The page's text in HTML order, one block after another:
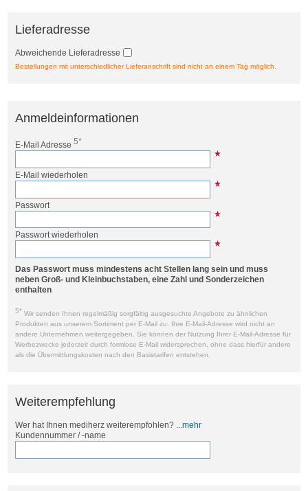
Lieferadresse
Abweichende Lieferadresse
Bestellungen mit unterschiedlicher Lieferanschrift sind nicht an einem Tag möglich.
Anmeldeinformationen
E-Mail Adresse 5*
E-Mail wiederholen
Passwort
Passwort wiederholen
Das Passwort muss mindestens acht Stellen lang sein und muss
neben Groß- und Kleinbuchstaben, eine Zahl und Sonderzeichen
enthalten
5* Wir senden Ihnen regelmäßig sorgfältig ausgesuchte Angebote zu ähnlichen
Produkten aus unserem Sortiment per E-Mail zu. Ihre E-Mail-Adresse wird nicht an
andere Unternehmen weitergegeben. Sie können der Nutzung Ihrer E-Mail-Adresse für
Werbezwecke jederzeit durch formlose E-Mail widersprechen, ohne dass hierfür andere
als die Übermittlungskosten nach den Basistarifen entstehen.
Weiterempfehlung
Wer hat Ihnen mediherz weiterempfohlen? ...mehr
Kundennummer / -name